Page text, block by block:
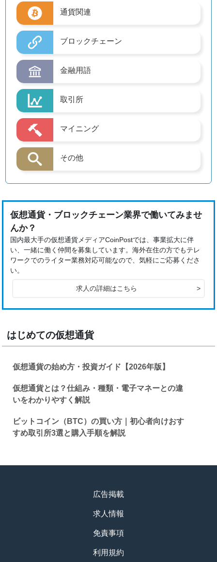
通貨関連
ブロックチェーン
金融用語
取引所
マイニング
その他
仮想通貨・ブロックチェーン業界で働いてみませ
んか？
国内最大手の仮想通貨メディアCoinPostでは、事業拡大に伴
い、一緒に働く仲間を募集しています。海外在住の方でもテレ
ワークでのライター業務対応可能なので、気軽にご応募くださ
い。
求人の詳細はこちら >
はじめての仮想通貨
仮想通貨の始め方・投資ガイド【2026年版】
仮想通貨とは？仕組み・種類・電子マネーとの違
いをわかりやすく解説
ビットコイン（BTC）の買い方｜初心者向けおす
すめ取引所3選と購入手順を解説
広告掲載
求人情報
免責事項
利用規約